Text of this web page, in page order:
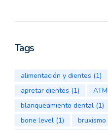
Tags
alimentación y dientes (1)
apretar dientes (1) ATM
blanqueamiento dental (1)
bone level (1) bruxismo